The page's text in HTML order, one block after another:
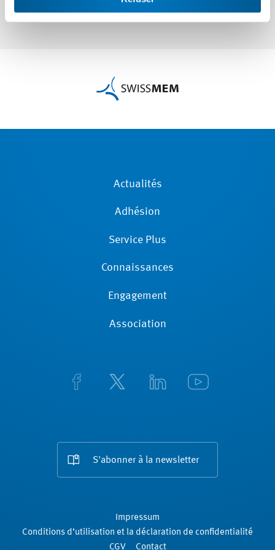
Actualités
Adhésion
Service Plus
Connaissances
Engagement
Association
S'abonner à la newsletter
Impressum
Conditions d’utilisation et la déclaration de confidentialité
CGV
Contact